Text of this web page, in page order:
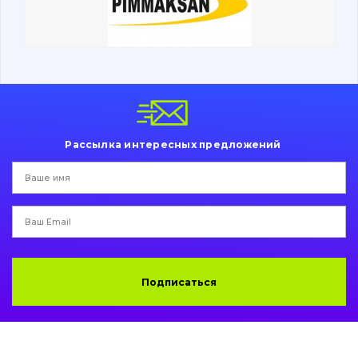
Коронки, зубья, адаптера, пальцы, фиксаторы
Ножи, режущие кромки
Подушки амортизационные
Пальци и втулки
написати
зателефонувати
Рассылка интересных предложений
Подписаться